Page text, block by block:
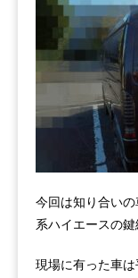
今回は知り合い
系ハイエースの鍵
現場に有った車